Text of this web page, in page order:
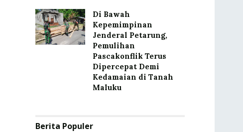
Di Bawah
Kepemimpinan
Jenderal Petarung,
Pemulihan
Pascakonflik Terus
Dipercepat Demi
Kedamaian di Tanah
Maluku
Berita Populer